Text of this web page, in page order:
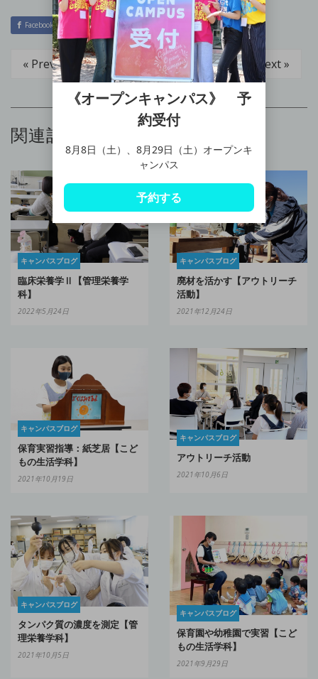
Facebook Twitter Hatena
« Prev Next »
関連記事
キャンパスブログ
臨床栄養学Ⅱ【管理栄養学
科】
2022年5月24日
キャンパスブログ
廃材を活かす【アウトリーチ
活動】
2021年12月24日
キャンパスブログ
保育実習指導：紙芝居【こど
もの生活学科】
2021年10月19日
キャンパスブログ
アウトリーチ活動
2021年10月6日
キャンパスブログ
タンパク質の濃度を測定【管
理栄養学科】
2021年10月5日
キャンパスブログ
保育園や幼稚園で実習【こど
もの生活学科】
2021年9月29日
《オープンキャンパス》 予
約受付
8月8日（土）、8月29日（土）オープンキ
ャンパス
予約する